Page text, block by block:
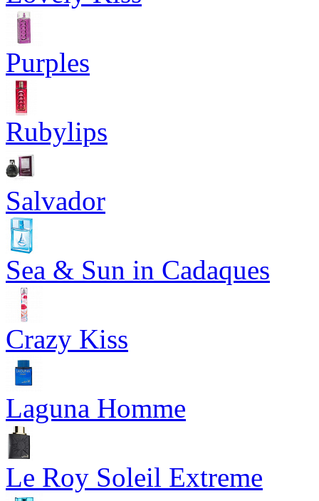
Purples
Rubylips
Salvador
Sea & Sun in Cadaques
Crazy Kiss
Laguna Homme
Le Roy Soleil Extreme